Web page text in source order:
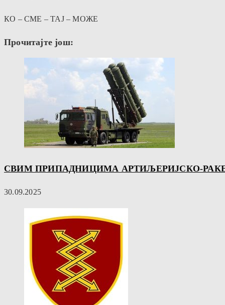
КО – СМЕ – ТАЈ – МОЖЕ
Прочитајте још:
СВИМ ПРИПАДНИЦИМА АРТИЉЕРИЈСКО-
30.09.2025